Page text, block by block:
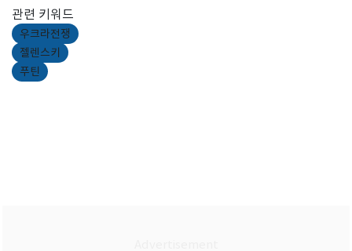
관련 키워드
우크라전쟁
젤렌스키
푸틴